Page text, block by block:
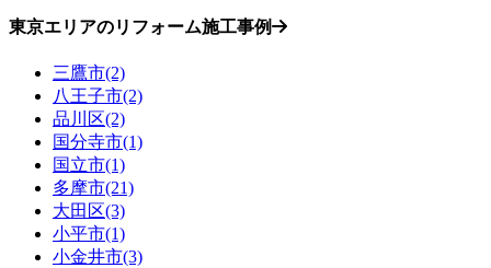
東京エリアのリフォーム施工事例
三鷹市(2)
八王子市(2)
品川区(2)
国分寺市(1)
国立市(1)
多摩市(21)
大田区(3)
小平市(1)
小金井市(3)